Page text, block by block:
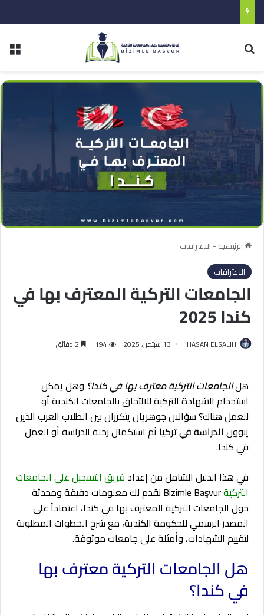
الرئيسية - الاعترافات
الاعترافات
الجامعات التركية المعترف بها في
كندا 2025
HASAN ELSALIH 13 سبتمبر، 2025 194
هلالجامعات التركية معترف بها في كندا؟وهل يمكن
استخدام الشهادة التركية للالتحاق بالجامعات الكندية أو
للعمل هناك؟ سؤالان جوهريان يتكرران بين الطلاب العرب الذين
ينوون الدراسة في تركيا ثم استكمال رحلة الدراسة أو العمل
في كندا.
في هذا الدليل الشامل من إعداد فريق التسجيل على الجامعات
التركية
Bizimle Başvur نقدم لك معلومات دقيقة ومحدثة
حول الجامعات التركية المعترف بها في كندا، اعتماداً على
المصدر الرسمي للحكومة الكندية، مع شرح الخطوات المطلوبة
لتقييم الشهادات، وأمثلة على جامعات موثوقة.
هل الجامعات التركية معترف بها
في كندا؟